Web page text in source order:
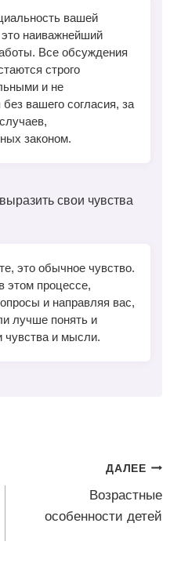
вашей
наиважнейший
Все обсуждения
строго
и не
вашего согласия, за
законом.
свои чувства
это обычное чувство.
этом процессе,
и направляя вас,
лучше понять и
чувства и мысли.
ДАЛЕЕ
Возрастные
особенности детей